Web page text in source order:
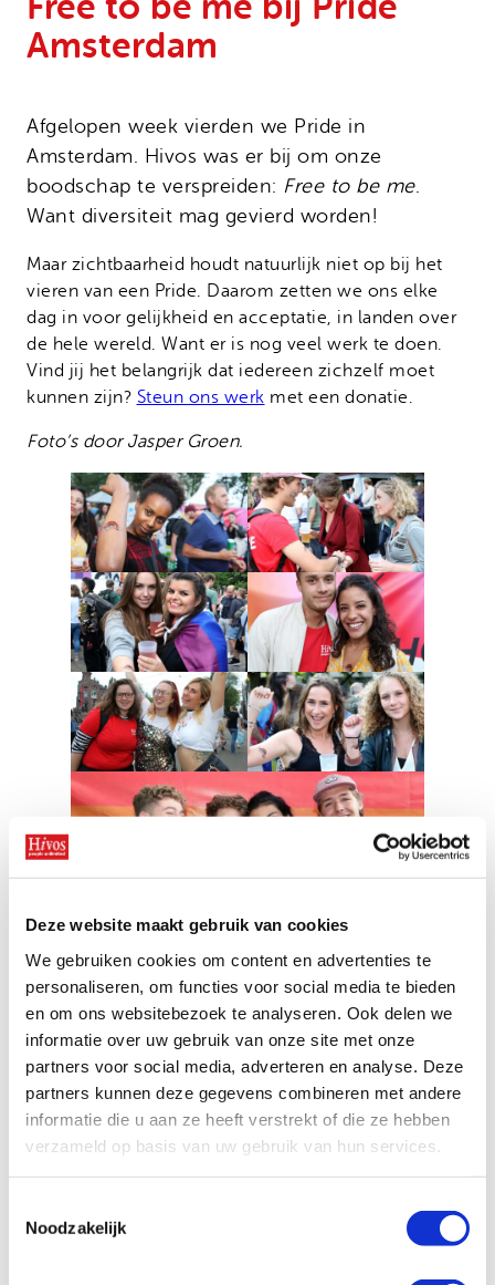
Deze website maakt gebruik van cookies
We gebruiken cookies om content en advertenties te
personaliseren, om functies voor social media te bieden
en om ons websitebezoek te analyseren. Ook delen we
informatie over uw gebruik van onze site met onze
partners voor social media, adverteren en analyse. Deze
partners kunnen deze gegevens combineren met andere
informatie die u aan ze heeft verstrekt of die ze hebben
verzameld op basis van uw gebruik van hun services.
Noodzakelijk
Amsterdam
Afgelopen week vierden we Pride in
Amsterdam. Hivos was er bij om onze
boodschap te verspreiden: Free to be me.
Want diversiteit mag gevierd worden!
Maar zichtbaarheid houdt natuurlijk niet op bij het
vieren van een Pride. Daarom zetten we ons elke
dag in voor gelijkheid en acceptatie, in landen over
de hele wereld. Want er is nog veel werk te doen.
Vind jij het belangrijk dat iedereen zichzelf moet
kunnen zijn? Steun ons werk met een donatie.
Foto’s door Jasper Groen.
Bekijk ook
Hoe een jonge ondernemer
voedsel redt in Zimbabwe
Opstaan voor LHBTIQ+
ooit
Noodfonds voor activisten
Onze successen
Jaarverslag
Contact